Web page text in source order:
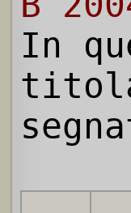
In